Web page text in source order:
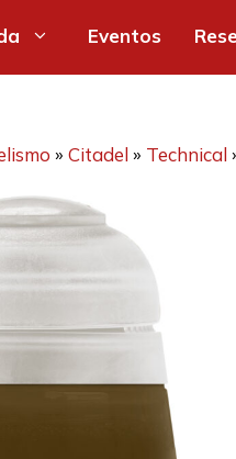
Eventos
» Citadel» Technical